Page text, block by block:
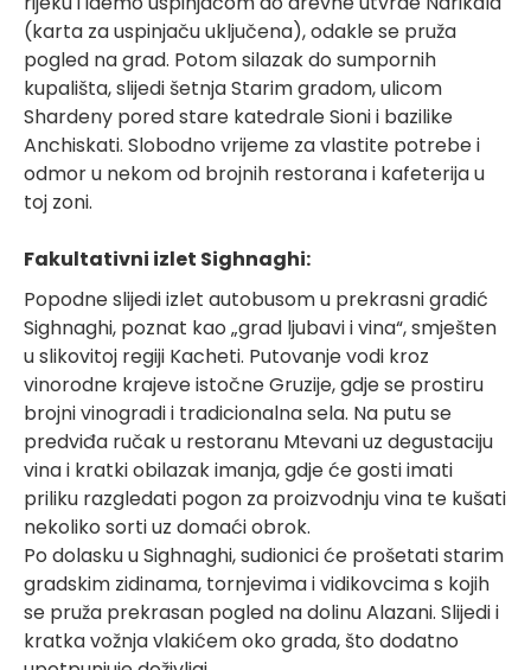
(karta za uspinjaču uključena), odakle se pruža
pogled na grad. Potom silazak do sumpornih
kupališta, slijedi šetnja Starim gradom, ulicom
Shardeny pored stare katedrale Sioni i bazilike
Anchiskati. Slobodno vrijeme za vlastite potrebe i
odmor u nekom od brojnih restorana i kafeterija u
toj zoni.
Fakultativni izlet Sighnaghi:
Popodne slijedi izlet autobusom u prekrasni gradić
Sighnaghi, poznat kao „grad ljubavi i vina“, smješten
u slikovitoj regiji Kacheti. Putovanje vodi kroz
vinorodne krajeve istočne Gruzije, gdje se prostiru
brojni vinogradi i tradicionalna sela. Na putu se
predviđa ručak u restoranu Mtevani uz degustaciju
vina i kratki obilazak imanja, gdje će gosti imati
priliku razgledati pogon za proizvodnju vina te kušati
nekoliko sorti uz domaći obrok.
Po dolasku u Sighnaghi, sudionici će prošetati starim
gradskim zidinama, tornjevima i vidikovcima s kojih
se pruža prekrasan pogled na dolinu Alazani. Slijedi i
kratka vožnja vlakićem oko grada, što dodatno